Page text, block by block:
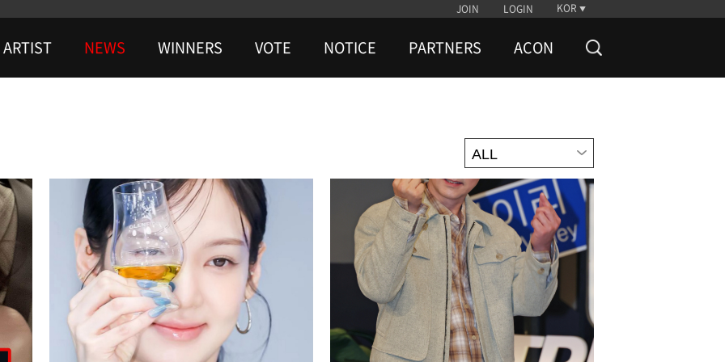
JOIN LOGIN KOR
ARTIST NEWS WINNERS VOTE NOTICE PARTNERS ACON
ALL